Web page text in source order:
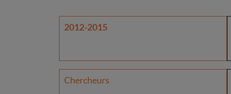
2012-2015
Chercheurs